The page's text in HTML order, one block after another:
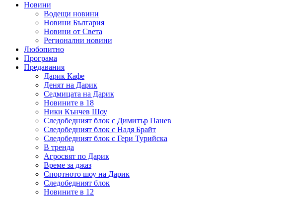
Новини
Водещи новини
Новини България
Новини от Света
Регионални новини
Любопитно
Програма
Предавания
Дарик Кафе
Денят на Дарик
Седмицата на Дарик
Новините в 18
Ники Кънчев Шоу
Следобедният блок с Димитър Панев
Следобедният блок с Надя Брайт
Следобедният блок с Гери Турийска
В тренда
Агросвят по Дарик
Време за джаз
Спортното шоу на Дарик
Следобедният блок
Новините в 12